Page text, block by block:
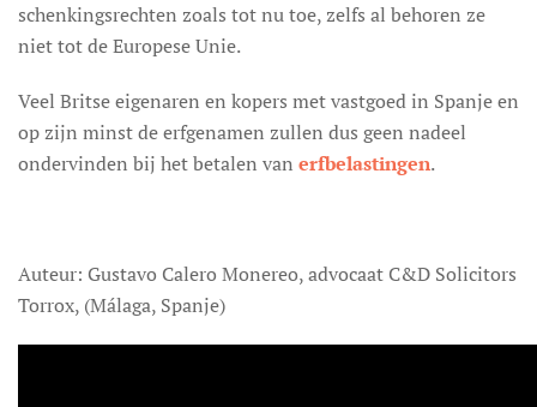
schenkingsrechten zoals tot nu toe, zelfs al behoren ze
niet tot de Europese Unie.
Veel Britse eigenaren en kopers met vastgoed in Spanje en
op zijn minst de erfgenamen zullen dus geen nadeel
ondervinden bij het betalen van erfbelastingen.
Auteur: Gustavo Calero Monereo, advocaat C&D Solicitors
Torrox, (Málaga, Spanje)